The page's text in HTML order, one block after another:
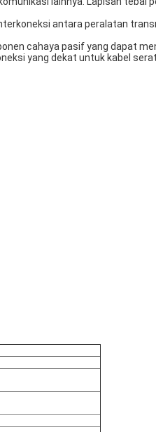
antara peralatan
cahaya pasif yang dapat
yang dekat untuk kabel